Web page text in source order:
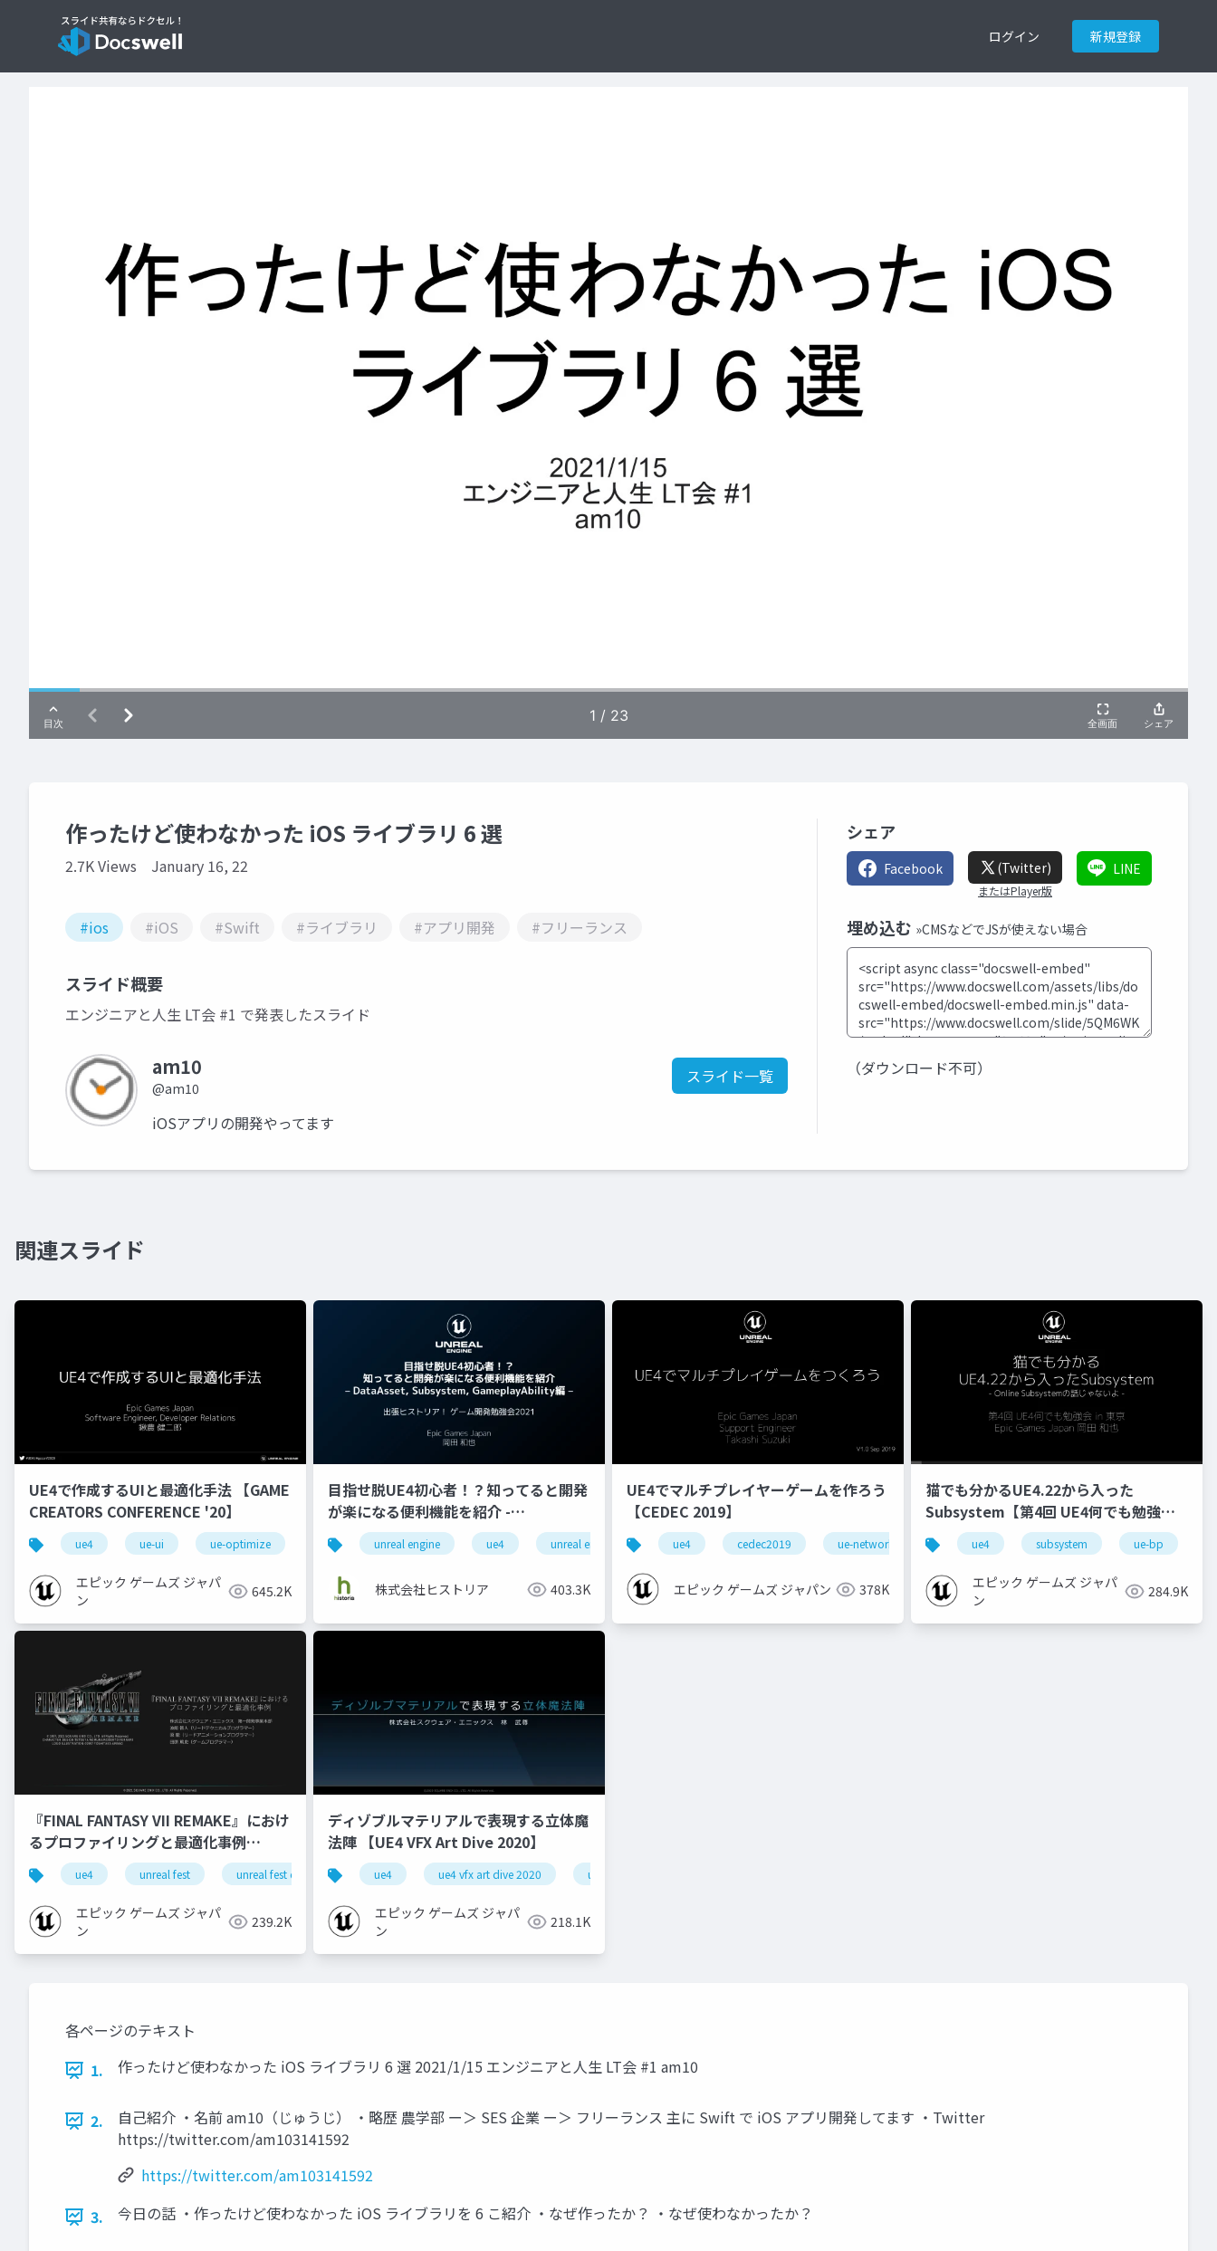
ログイン 新規登録
作ったけど使わなかった iOS ライブラリ 6 選
2.7K Views January 16, 22
#ios #iOS #Swift #ライブラリ #アプリ開発 #フリーランス
スライド概要
エンジニアと人生 LT会 #1 で発表したスライド
am10
@am10
スライド一覧
iOSアプリの開発やってます
シェア
Facebook (Twitter)
またはPlayer版
LINE
埋め込む »CMSなどでJSが使えない場合
（ダウンロード不可）
関連スライド
UE4で作成するUIと最適化手法 【GAME
CREATORS CONFERENCE '20】
ue4 ue-ui ue-optimize
エピック ゲームズ ジャパ
ン
645.2K
目指せ脱UE4初心者！？知ってると開発
が楽になる便利機能を紹介 -
DataAsset, Subsystem,
GameplayAbility編 -
unreal engine ue4 unreal engine 4 historia game
株式会社ヒストリア 403.3K
UE4でマルチプレイヤーゲームを作ろう
【CEDEC 2019】
ue4 cedec2019 ue-network ue-bp
エピック ゲームズ ジャパン 378K
猫でも分かるUE4.22から入った
Subsystem【第4回 UE4何でも勉強会
in 東京 2020】
ue4 subsystem ue-bp
エピック ゲームズ ジャパ
ン
284.9K
『FINAL FANTASY VII REMAKE』におけ
るプロファイリングと最適化事例
【UNREAL FEST EXTREME 2021
SUMMER】
ue4 unreal fest unreal fest extreme 2021 summer ue-optimize ue-console
エピック ゲームズ ジャパ
ン
239.2K
ディゾブルマテリアルで表現する立体魔
法陣 【UE4 VFX Art Dive 2020】
ue4 ue4 vfx art dive 2020 ue-effect
エピック ゲームズ ジャパ
ン
218.1K
各ページのテキスト
1.
作ったけど使わなかった iOS ライブラリ 6 選 2021/1/15 エンジニアと人生 LT会 #1 am10
2.
自己紹介 ・名前 am10（じゅうじ） ・略歴 農学部 ー＞ SES 企業 ー＞ フリーランス 主に Swift で iOS アプリ開発してます ・Twitter
https://twitter.com/am103141592
https://twitter.com/am103141592
3.
今日の話 ・作ったけど使わなかった iOS ライブラリを 6 こ紹介 ・なぜ作ったか？ ・なぜ使わなかったか？